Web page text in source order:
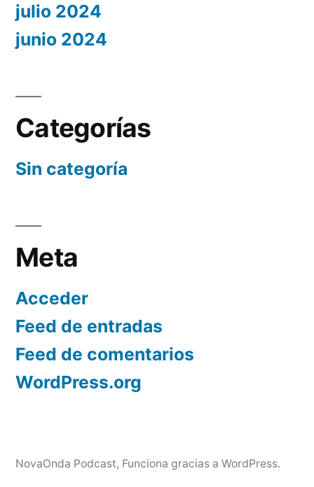
julio 2024
junio 2024
Categorías
Sin categoría
Meta
Acceder
Feed de entradas
Feed de comentarios
WordPress.org
NovaOnda Podcast, Funciona gracias a WordPress.